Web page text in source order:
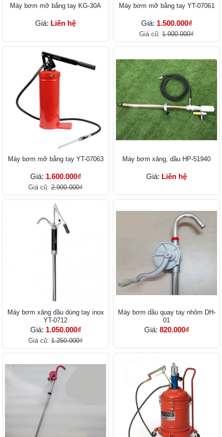
Máy bơm mỡ bằng tay KG-30A
Giá: Liên hệ
Máy bơm mỡ bằng tay YT-07061
Giá: 1.500.000₫
Giá cũ: 1.900.000₫
Máy bơm mỡ bằng tay YT-07063
Giá: 1.600.000₫
Giá cũ: 2.900.000₫
Máy bơm xăng, dầu HP-51940
Giá: Liên hệ
Máy bơm xăng dầu dùng tay inox
YT-0712
Giá: 1.050.000₫
Giá cũ: 1.250.000₫
Máy bơm dầu quay tay nhôm DH-
01
Giá: 820.000₫